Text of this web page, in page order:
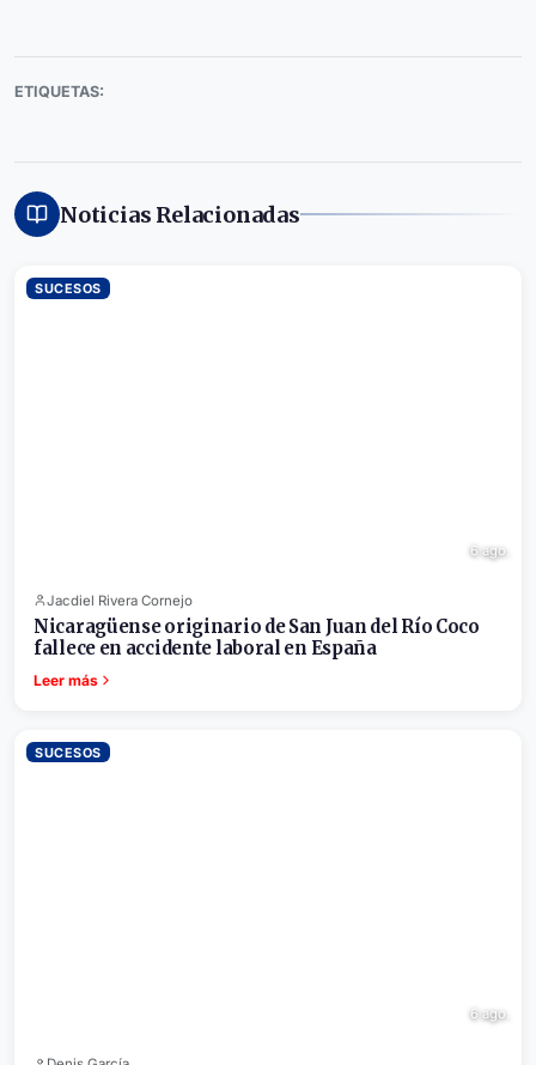
ETIQUETAS:
Noticias Relacionadas
SUCESOS
6 ago.
Jacdiel Rivera Cornejo
Nicaragüense originario de San Juan del Río Coco
fallece en accidente laboral en España
Leer más
SUCESOS
6 ago.